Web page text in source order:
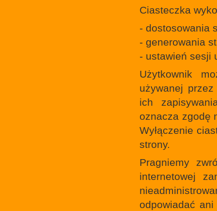
Ciasteczka
- dostosowania
- generowania
- ustawień sesji
Użytkownik
używanej przez
ich
oznacza zgodę
Wyłączenie
strony.
Pragniemy
internetowej
odpowiadać